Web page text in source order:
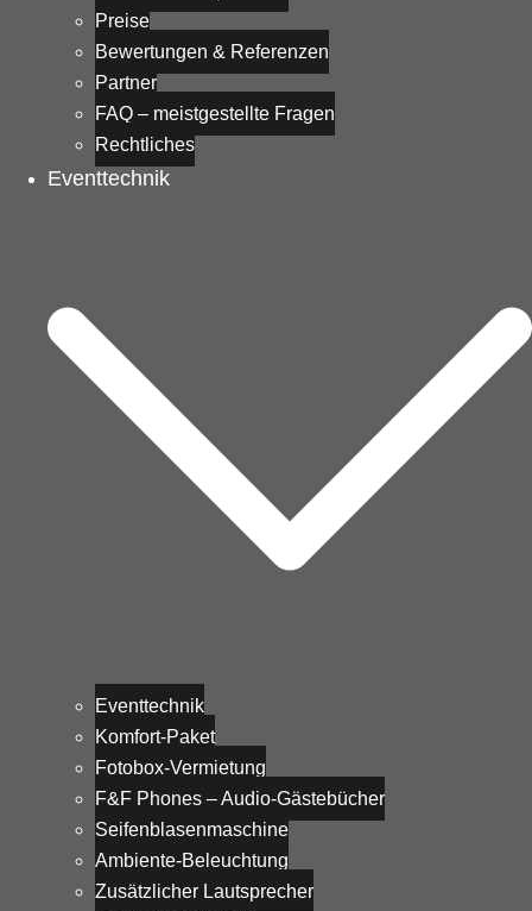
Preise
Bewertungen & Referenzen
Partner
FAQ – meistgestellte Fragen
Rechtliches
Eventtechnik
Eventtechnik
Komfort-Paket
Fotobox-Vermietung
F&F Phones – Audio-Gästebücher
Seifenblasenmaschine
Ambiente-Beleuchtung
Zusätzlicher Lautsprecher